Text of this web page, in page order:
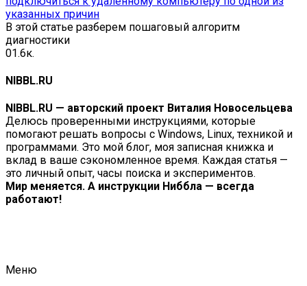
указанных причин
В этой статье разберем пошаговый алгоритм
диагностики
01.6к.
NIBBL.RU
NIBBL.RU — авторский проект Виталия Новосельцева
Делюсь проверенными инструкциями, которые
помогают решать вопросы с Windows, Linux, техникой и
программами. Это мой блог, моя записная книжка и
вклад в ваше сэкономленное время. Каждая статья —
это личный опыт, часы поиска и экспериментов.
Мир меняется. А инструкции Ниббла — всегда
работают!
Меню